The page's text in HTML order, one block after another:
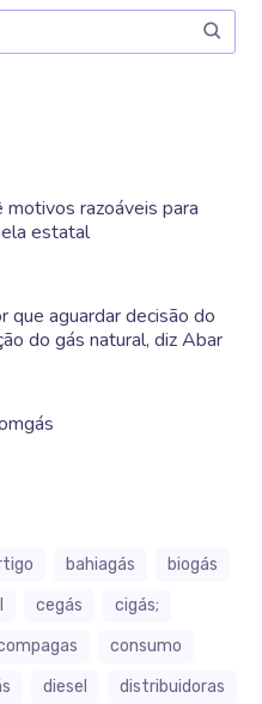
razoáveis para
estatal
que aguardar decisão do
do gás natural, diz Abar
bahiagás
biogás
cegás
cigás;
consumo
diesel
distribuidoras